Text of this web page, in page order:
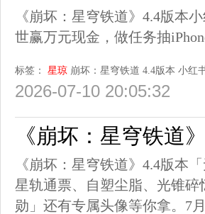
《崩坏：星穹铁道》4.4版本
世赢万元现金，做任务抽
标签： 星琼 崩坏：星穹铁道 4.4版本 小红
2026-07-10 20:05:32
《崩坏：星穹铁道
《崩坏：星穹铁道》4.4版本
星轨通票、自塑尘脂、光锥
勋」还有专属头像等你拿。7